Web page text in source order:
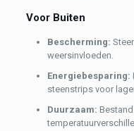
Voor Buiten
Bescherming:
weersinvloeden.
Energiebesparing:
steenstrips voor
Duurzaam: